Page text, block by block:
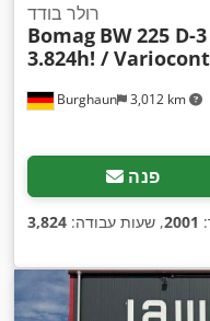
Burghaun 3,012 km
רולר בודד
Bomag BW 225 D-
3.824h! /
פנה
2001, שעות עבודה: